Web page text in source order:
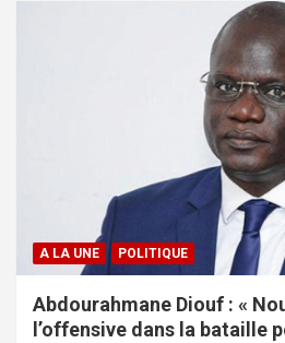
A LA UNE POLITIQUE
Abdourahmane Diouf : «
l’offensive dans la bataille